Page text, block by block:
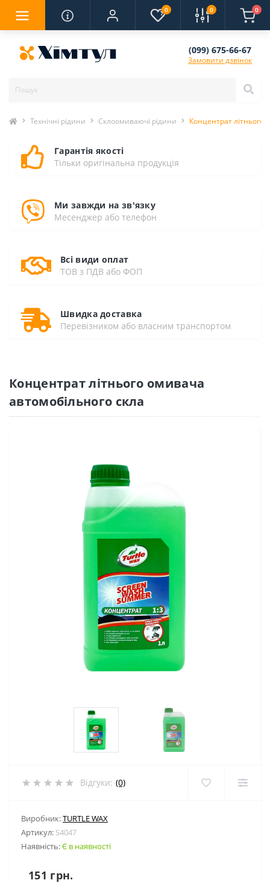
0 0 0
(099) 675-66-67
Замовити дзвінок
Технічні рідини Склоомиваючі рідини Концентрат літнього
Гарантія якості
Тільки оригінальна продукція
Ми завжди на зв'язку
Месенджер або телефон
Всі види оплат
ТОВ з ПДВ або ФОП
Швидка доставка
Перевізником або власним транспортом
Концентрат літнього омивача
автомобільного скла
Відгуки: (0)
Виробник:TURTLE WAX
Артикул: S4047
Наявність:Є в наявності
151 грн.